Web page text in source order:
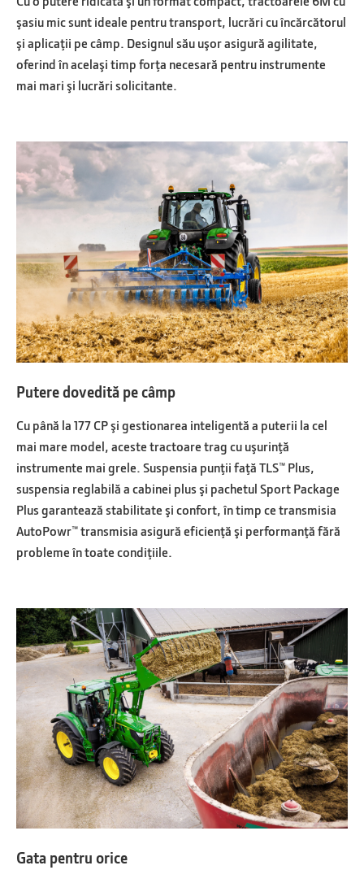
şasiu mic sunt ideale pentru transport, lucrări cu încărcătorul
şi aplicaţii pe câmp. Designul său uşor asigură agilitate,
oferind în acelaşi timp forţa necesară pentru instrumente
mai mari şi lucrări solicitante.
Putere dovedită pe câmp
Cu până la 177 CP şi gestionarea inteligentă a puterii la cel
mai mare model, aceste tractoare trag cu uşurinţă
instrumente mai grele. Suspensia punţii faţă TLS™ Plus,
suspensia reglabilă a cabinei plus şi pachetul Sport Package
Plus garantează stabilitate şi confort, în timp ce transmisia
AutoPowr™ transmisia asigură eficienţă şi performanţă fără
probleme în toate condiţiile.
Gata pentru orice